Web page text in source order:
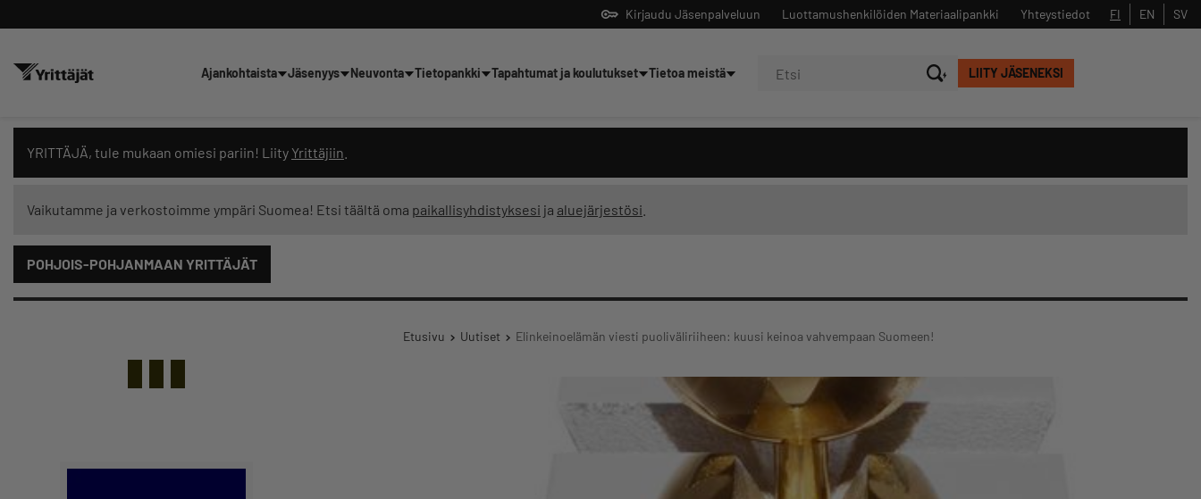
Kirjaudu Jäsenpalveluun Yhteystiedot
Luottamushenkilöiden Materiaalipankki FI EN SV
LIITY JÄSENEKSI
Ajankohtaista Jäsenyys Neuvonta Tietopankki Tapahtumat ja koulutukset Tietoa meistä
YRITTÄJÄ, tule mukaan omiesi pariin! Liity Yrittäjiin
Vaikutamme ja verkostoimme ympäri Suomea! Etsi täältä oma paikallisyhdistyksesi ja aluejärjestösi
POHJOIS-POHJANMAAN YRITTÄJÄT
Etusivu Uutiset Elinkeinoelämän viesti puoliväliriiheen: kuusi keinoa vahvempaan Suomeen!
Sulje
Hae sivustolta tai kysy suoraan Yrittäjien tekoälyltä
Suodata hakutuloksia: näytä kaikki sisältö